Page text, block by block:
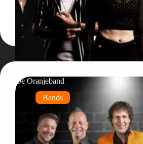
De Oranjeband
Bands